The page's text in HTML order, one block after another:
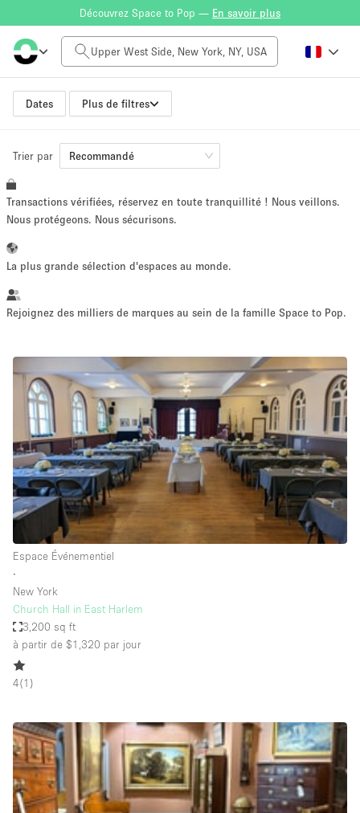
Découvrez Space to Pop — En savoir plus
Dates Plus de filtres
Tarif à la journée
$0
Taille de l'espace
~ 13 personnes
Vente au
détail
Showroom Événement Art Alimentation
Séance de
photo
Conférence Réunion Bureaux
Local
Commercial
Partagé
Type de l'espace
Atelier
Autre
Boutique en Partage
Bureaux
Camion / Fourgon
Commerce
Trier par Recommandé
Transactions vérifiées, réservez en toute tranquillité ! Nous veillons.
Nous protégeons. Nous sécurisons.
La plus grande sélection d'espaces au monde.
Rejoignez des milliers de marques au sein de la famille Space to Pop.
Espace Événementiel
∙
New York
Church Hall in East Harlem
3,200 sq ft
à partir de $1,320 par jour
4(1 )